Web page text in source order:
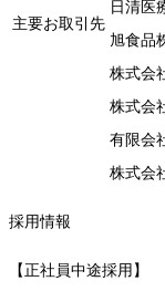
主要お取引先
日清医
旭食品
株式会
株式会
有限会
株式会
採用情報
【正社員中途採用】